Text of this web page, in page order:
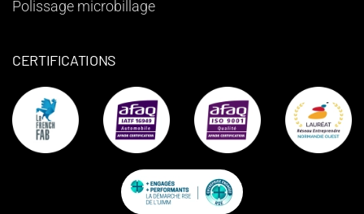
Polissage microbillage
CERTIFICATIONS